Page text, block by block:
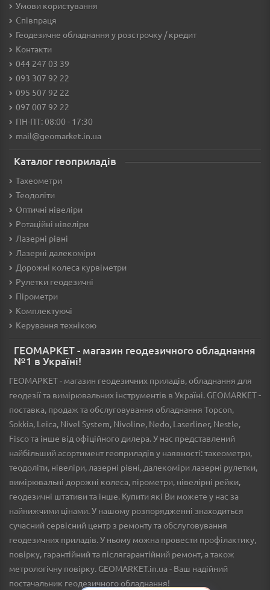
Умови користування
Співпраця
Геодезичне обладнання у розстрочку / кредит
Контакти
044 247 03 39
093 307 92 22
095 507 92 22
097 007 92 22
ПН-ПТ: 08:00 - 17:30
mail@geomarket.in.ua
Каталог геоприладів
Тахеометри
Теодоліти
Оптичні нівеліри
Ротаційні нівеліри
Лазерні рівні
Лазерні далекоміри
Дорожні колеса курвіметри
Рулетки геодезичні
Пірометри
Комплектуючі
Керування технікою
ГЕОМАРКЕТ - магазин геодезичного обладнання
№1 в Україні!
ГЕОМАРКЕТ - магазин геодезичних приладів, обладнання для
геодезії та вимірювальних інструментів в Україні. GEOMARKET -
поставка, продаж та обслуговування обладнання Topcon,
Sokkia, Leica, Nivel System, Nivoline, Nedo, Laserliner, Nestle,
Fisco та інше від офіційного дилера. У нас представлений
найбільший асортимент геоприладів у наявності: тахеометри,
теодоліти, нівеліри, лазерні рівні, далекоміри лазерні рулетки,
вимірювальні дорожні колеса, пірометри, нівелірні рейки,
геодезичні штативи та інше. Купити які Ви можете у нас за
найнижчими цінами. У нашому розпорядженні знаходиться
сучасний сервісний центр з ремонту та обслуговування
геодезичних приладів. У ньому можна провести профілактику,
повірку, гарантійний та післягарантійний ремонт, а також
метрологічну повірку. GEOMARKET.in.ua - Ваш надійний
постачальник геодезичного обладнання!